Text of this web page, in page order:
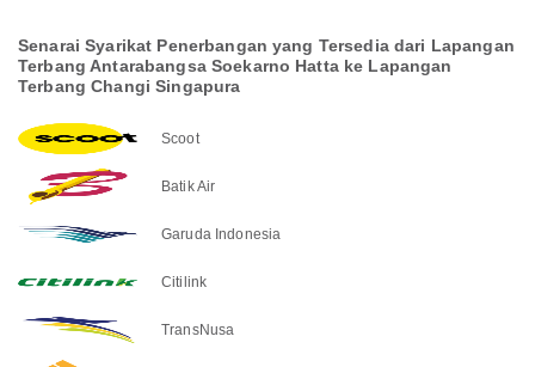
Senarai Syarikat Penerbangan yang Tersedia dari Lapangan
Terbang Antarabangsa Soekarno Hatta ke Lapangan
Terbang Changi Singapura
Scoot
Batik Air
Garuda Indonesia
Citilink
TransNusa